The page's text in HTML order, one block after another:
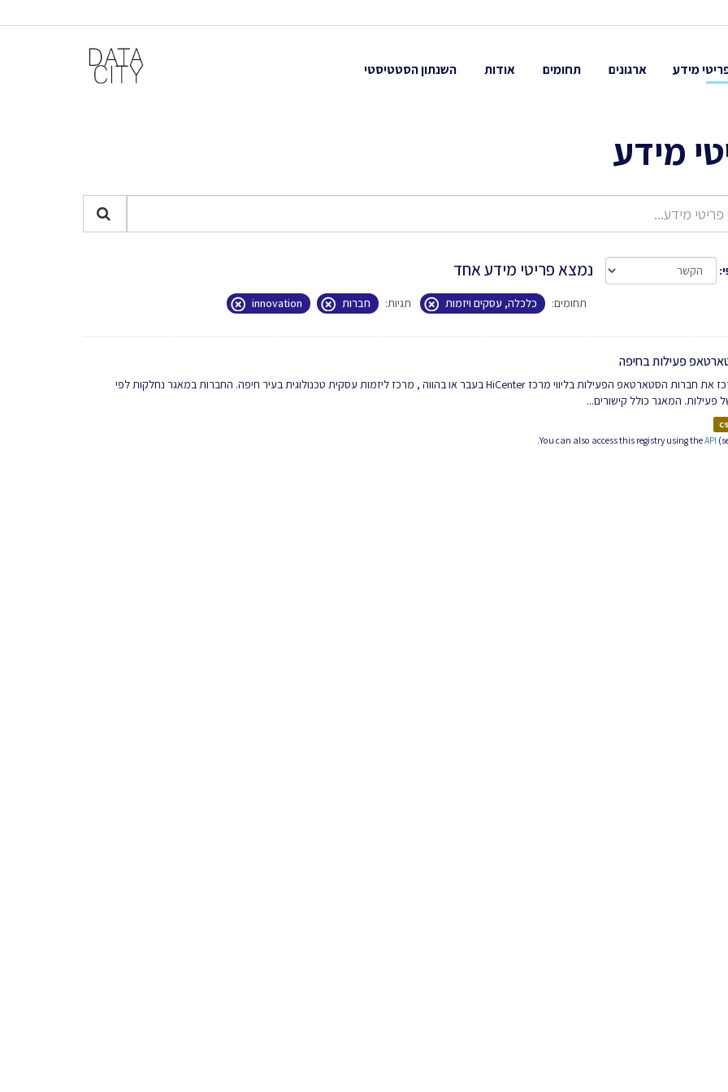
מידע ארגונים תחומים אודות השנתון הסטטיסטי
מידע
נמצא פריטי מידע אחד
תחומים: כלכלה, עסקים ויזמות תגיות: חברות innovation
פעילות בחיפה
המאגר מרכז את חברות הסטארטאפ הפעילות בליווי מרכז HiCenter בעבר או בהווה , מרכז ליזמות עסקית טכנולוגית בעיר חיפה. החברות במאגר נחלקות לפי
פעילות. המאגר כולל קישורים...
You can also access this registry using theAPI